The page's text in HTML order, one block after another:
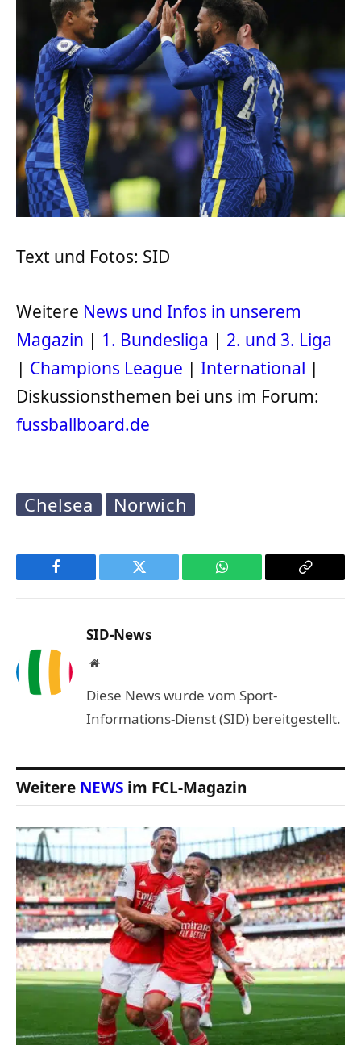
Text und Fotos: SID
Weitere News und Infos in unserem
Magazin | 1. Bundesliga | 2. und 3. Liga
| Champions League | International |
Diskussionsthemen bei uns im Forum:
fussballboard.de
Chelsea Norwich
Facebook Twitter WhatsApp
Copy
SID-News
Website
Diese News wurde vom Sport-
Informations-Dienst (SID) bereitgestellt.
Weitere NEWS im FCL-Magazin